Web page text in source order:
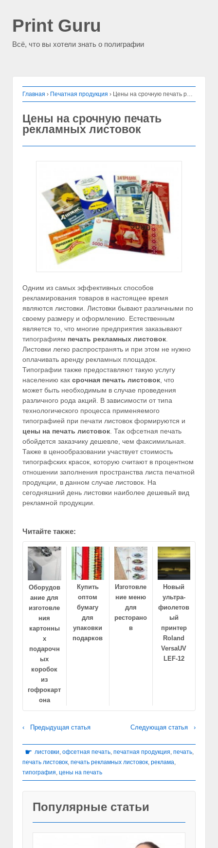
Print Guru
Всё, что вы хотели знать о полиграфии
Главная › Печатная продукция › Цены на срочную печать рекламных листовок
Цены на срочную печать
рекламных листовок
Одним из самых эффективных способов
рекламирования товаров в настоящее время
являются листовки. Листовки бывают различными по
своему размеру и оформлению. Естественным
является то, что многие предприятия заказывают
типографиям печать рекламных листовок
Листовки легко распространять и при этом не нужно
оплачивать аренду рекламных площадок.
Типографии также предоставляют такую услугу
населению как срочная печать листовок , что
может быть необходимым в случае проведения
различного рода акций. В зависимости от типа
технологического процесса применяемого
типографией при печати листовок формируются и
цены на печать листовок . Так офсетная печать
обойдется заказчику дешевле, чем факсимильная.
Также в ценообразовании участвует стоимость
типографских красок, которую считают в процентном
отношении заполнения пространства листа печатной
продукции, в данном случае листовок. На
сегодняшний день листовки наиболее дешевый вид
рекламной продукции.
Читайте также:
Оборудов
ание для
изготовле
ния
картонны
х
подарочн
ых
коробок
из
гофрокарт
она
Купить
оптом
бумагу
для
упаковки
подарков
Изготовле
ние меню
для
ресторано
в
Новый
ультра-
фиолетов
ый
принтер
Roland
VersaUV
LEF-12
‹ Предыдущая статья Следующая статья ›
☛ листовки офсетная печать печатная продукция печать
печать листовок печать рекламных листовок реклама
типография цены на печать
Популярные статьи